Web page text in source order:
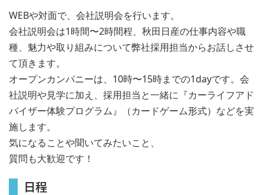
WEBや対面で、会社説明会を行います。
会社説明会は1時間〜2時間程、秋田日産の仕事内容や職
種、魅力や取り組みについて弊社採用担当からお話しさせ
て頂きます。
オープンカンパニーは、10時〜15時までの1dayです。会
社説明や見学に加え、採用担当と一緒に『カーライフアド
バイザー体験プログラム』（カードゲーム形式）などを実
施します。
気になることや聞いてみたいこと、
質問も大歓迎です！
日程